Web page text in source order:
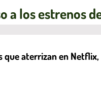
a los estrenos
aterrizan en